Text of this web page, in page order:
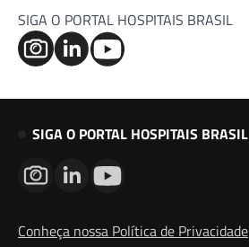
SIGA O PORTAL HOSPITAIS BRASIL
SIGA O PORTAL HOSPITAIS BRASIL
Conheça nossa Política de Privacidade